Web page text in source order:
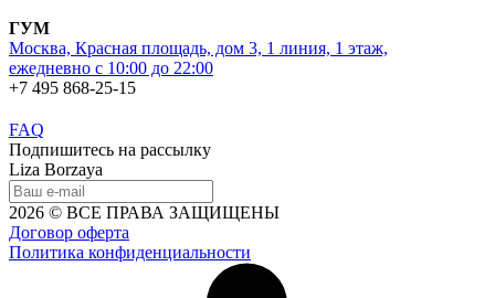
ГУМ
Москва, Красная площадь, дом 3, 1 линия, 1 этаж,
ежедневно с 10:00 до 22:00
+7 495 868-25-15
FAQ
Подпишитесь на рассылку
Liza Borzaya
2026 © ВСЕ ПРАВА ЗАЩИЩЕНЫ
Договор оферта
Политика конфиденциальности